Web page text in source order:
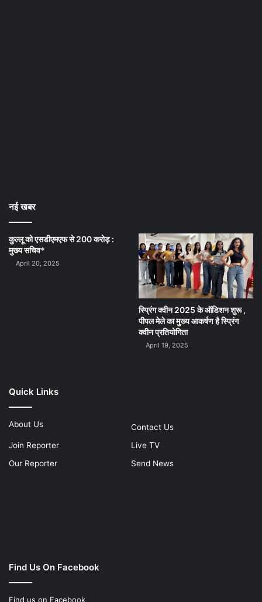
नई खबर
कुल्लू को एसडीएमएफ से 200 करोड़ :
मुख्य सचिव*
April 20, 2025
स्प्रिंग क्वीन 2025 के ऑडिशन शुरू ,
पीपल मेले का मुख्य आकर्षण है स्प्रिंग
क्वीन प्रतियोगिता
April 19, 2025
Quick Links
About Us
Contact Us
Join Reporter
Live TV
Our Reporter
Send News
Find Us On Facebook
Find us on Facebook